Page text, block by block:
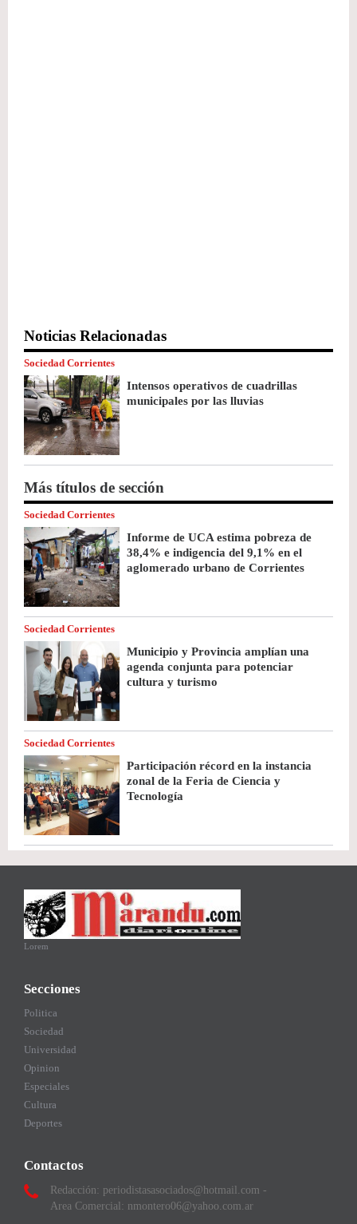
Noticias Relacionadas
Sociedad Corrientes
Intensos operativos de cuadrillas
municipales por las lluvias
Más títulos de sección
Sociedad Corrientes
Informe de UCA estima pobreza de
38,4% e indigencia del 9,1% en el
aglomerado urbano de Corrientes
Sociedad Corrientes
Municipio y Provincia amplían una
agenda conjunta para potenciar
cultura y turismo
Sociedad Corrientes
Participación récord en la instancia
zonal de la Feria de Ciencia y
Tecnología
Lorem
Secciones
Politica
Sociedad
Universidad
Opinion
Especiales
Cultura
Deportes
Contactos
Redacción: periodistasasociados@hotmail.com -
Area Comercial: nmontero06@yahoo.com.ar